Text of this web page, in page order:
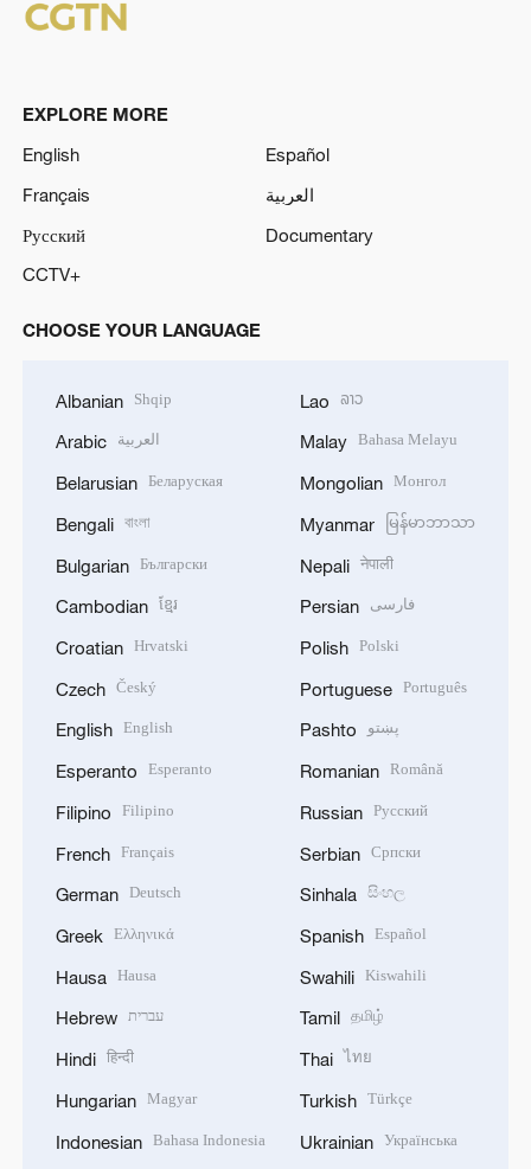
EXPLORE MORE
English
Español
Français
العربية
Русский
Documentary
CCTV+
CHOOSE YOUR LANGUAGE
Albanian Shqip
Arabic العربية
Belarusian Беларуская
Bengali বাংলা
Bulgarian Български
Cambodian ខ្មែរ
Croatian Hrvatski
Czech Český
English English
Esperanto Esperanto
Filipino Filipino
French Français
German Deutsch
Greek Ελληνικά
Hausa Hausa
Hebrew עברית
Hindi हिन्दी
Hungarian Magyar
Indonesian Bahasa Indonesia
Lao ລາວ
Malay Bahasa Melayu
Mongolian Монгол
Myanmar မြန်မာဘာသာ
Nepali नेपाली
Persian فارسی
Polish Polski
Portuguese Português
Pashto پښتو
Romanian Română
Russian Русский
Serbian Српски
Sinhala සිංහල
Spanish Español
Swahili Kiswahili
Tamil தமிழ்
Thai ไทย
Turkish Türkçe
Ukrainian Українська